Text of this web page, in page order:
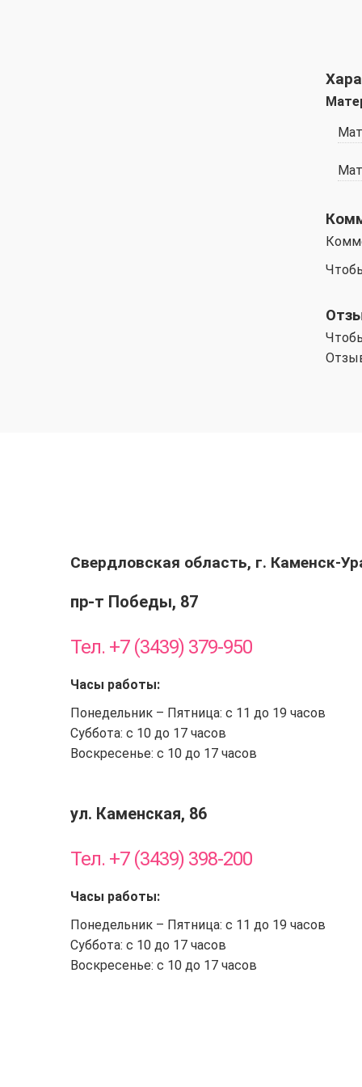
Свердловская область, г. Каменск-
пр-т Победы, 87
Тел. +7 (3439) 379-950
Часы работы:
Понедельник – Пятница: с 11 до 19 часов
Суббота: с 10 до 17 часов
Воскресенье: с 10 до 17 часов
ул. Каменская, 86
Тел. +7 (3439) 398-200
Часы работы:
Понедельник – Пятница: с 11 до 19 часов
Суббота: с 10 до 17 часов
Воскресенье: с 10 до 17 часов